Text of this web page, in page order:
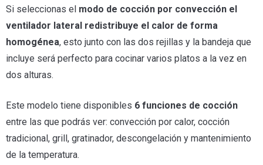
Si seleccionas el modo de cocción por convección el
ventilador lateral redistribuye el calor de forma
homogénea, esto junto con las dos rejillas y la bandeja que
incluye será perfecto para cocinar varios platos a la vez en
dos alturas.
Este modelo tiene disponibles 6 funciones de cocción
entre las que podrás ver: convección por calor, cocción
tradicional, grill, gratinador, descongelación y mantenimiento
de la temperatura.